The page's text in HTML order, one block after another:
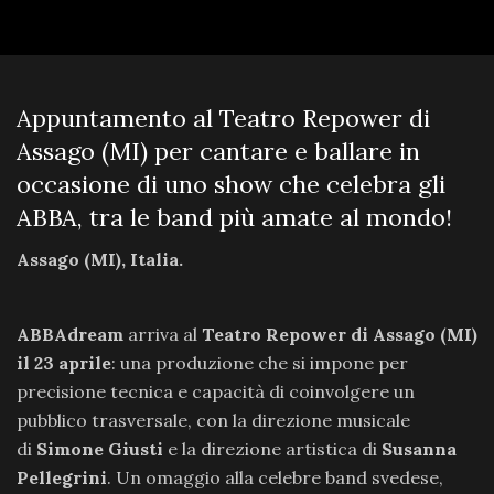
Appuntamento al Teatro Repower di
Assago (MI) per cantare e ballare in
occasione di uno show che celebra gli
ABBA, tra le band più amate al mondo!
Assago (MI), Italia.
ABBAdream arriva al Teatro Repower di Assago (MI)
il 23 aprile: una produzione che si impone per
precisione tecnica e capacità di coinvolgere un
pubblico trasversale, con la direzione musicale
di Simone Giusti e la direzione artistica di Susanna
Pellegrini. Un omaggio alla celebre band svedese,